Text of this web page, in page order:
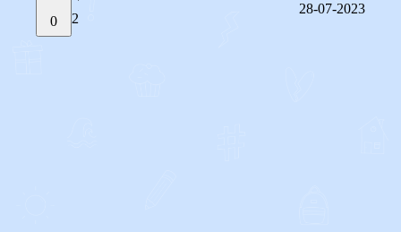
0 2
28-07-2023